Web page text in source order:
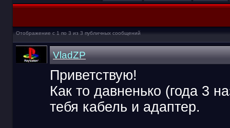
Отображение с 1 по 3 из 3 публичных сообщений
VladZP
Приветствую!
Как то давненько (года 3
тебя кабель и адаптер.